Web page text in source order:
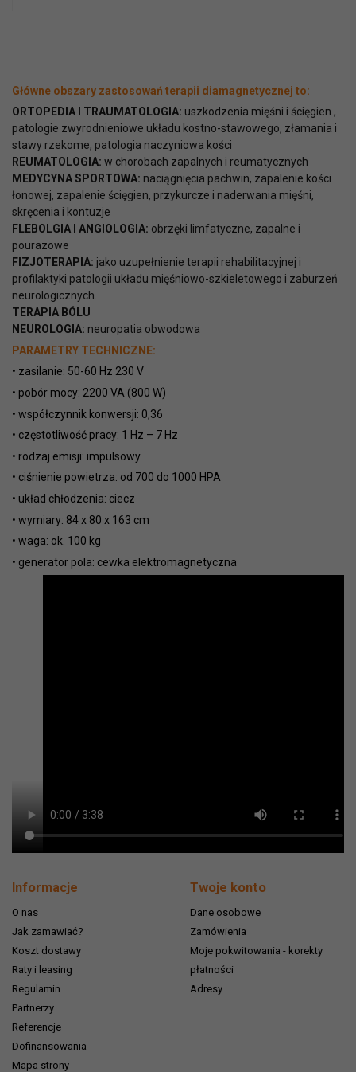
Główne obszary zastosowań terapii diamagnetycznej to:
ORTOPEDIA I TRAUMATOLOGIA: uszkodzenia mięśni i ścięgien ,
patologie zwyrodnieniowe układu kostno-stawowego, złamania i
stawy rzekome, patologia naczyniowa kości
REUMATOLOGIA: w chorobach zapalnych i reumatycznych
MEDYCYNA SPORTOWA: naciągnięcia pachwin, zapalenie kości
łonowej, zapalenie ścięgien, przykurcze i naderwania mięśni,
skręcenia i kontuzje
FLEBOLGIA I ANGIOLOGIA: obrzęki limfatyczne, zapalne i
pourazowe
FIZJOTERAPIA: jako uzupełnienie terapii rehabilitacyjnej i
profilaktyki patologii układu mięśniowo-szkieletowego i zaburzeń
neurologicznych.
TERAPIA BÓLU
NEUROLOGIA: neuropatia obwodowa
PARAMETRY TECHNICZNE:
• zasilanie: 50-60 Hz 230 V
• pobór mocy: 2200 VA (800 W)
• współczynnik konwersji: 0,36
• częstotliwość pracy: 1 Hz – 7 Hz
• rodzaj emisji: impulsowy
• ciśnienie powietrza: od 700 do 1000 HPA
• układ chłodzenia: ciecz
• wymiary: 84 x 80 x 163 cm
• waga: ok. 100 kg
• generator pola: cewka elektromagnetyczna
Informacje
O nas
Jak zamawiać?
Koszt dostawy
Raty i leasing
Regulamin
Partnerzy
Referencje
Dofinansowania
Mapa strony
Twoje konto
Dane osobowe
Zamówienia
Moje pokwitowania - korekty
płatności
Adresy